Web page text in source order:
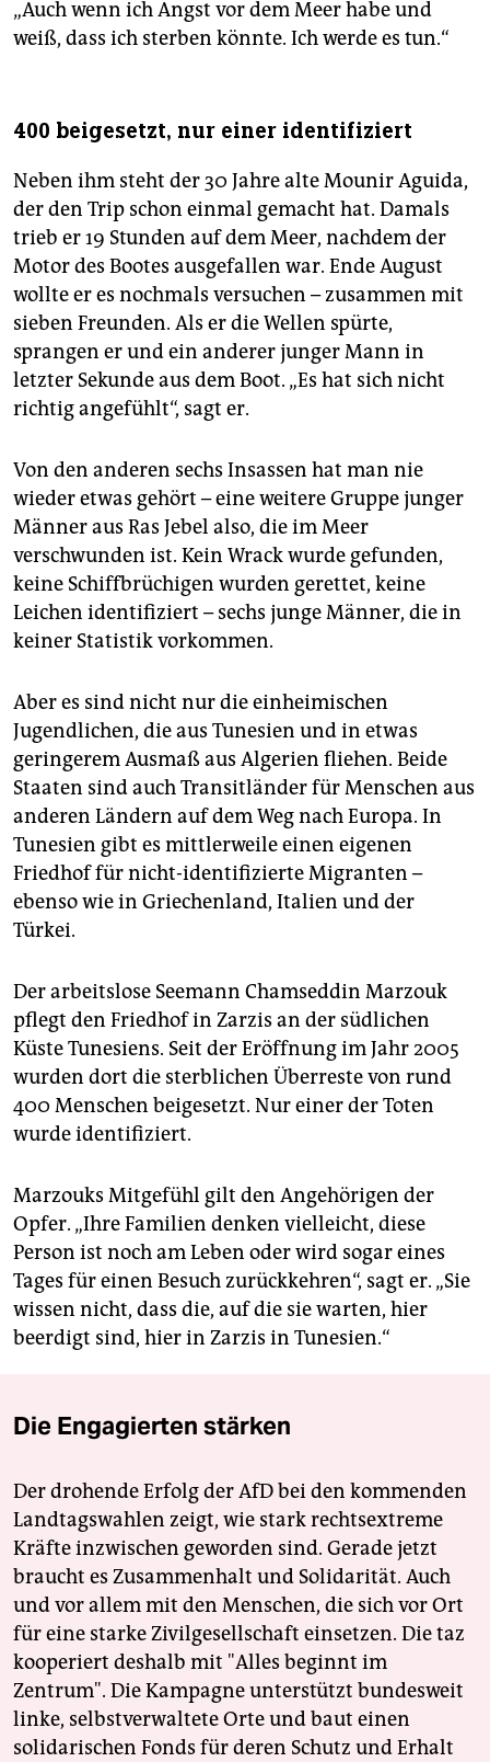
„Auch wenn ich Angst vor dem Meer habe und
weiß, dass ich sterben könnte. Ich werde es tun.“
400 beigesetzt, nur einer identifiziert
Neben ihm steht der 30 Jahre alte Mounir Aguida,
der den Trip schon einmal gemacht hat. Damals
trieb er 19 Stunden auf dem Meer, nachdem der
Motor des Bootes ausgefallen war. Ende August
wollte er es nochmals versuchen – zusammen mit
sieben Freunden. Als er die Wellen spürte,
sprangen er und ein anderer junger Mann in
letzter Sekunde aus dem Boot. „Es hat sich nicht
richtig angefühlt“, sagt er.
Von den anderen sechs Insassen hat man nie
wieder etwas gehört – eine weitere Gruppe junger
Männer aus Ras Jebel also, die im Meer
verschwunden ist. Kein Wrack wurde gefunden,
keine Schiffbrüchigen wurden gerettet, keine
Leichen identifiziert – sechs junge Männer, die in
keiner Statistik vorkommen.
Aber es sind nicht nur die einheimischen
Jugendlichen, die aus Tunesien und in etwas
geringerem Ausmaß aus Algerien fliehen. Beide
Staaten sind auch Transitländer für Menschen aus
anderen Ländern auf dem Weg nach Europa. In
Tunesien gibt es mittlerweile einen eigenen
Friedhof für nicht-identifizierte Migranten –
ebenso wie in Griechenland, Italien und der
Türkei.
Der arbeitslose Seemann Chamseddin Marzouk
pflegt den Friedhof in Zarzis an der südlichen
Küste Tunesiens. Seit der Eröffnung im Jahr 2005
wurden dort die sterblichen Überreste von rund
400 Menschen beigesetzt. Nur einer der Toten
wurde identifiziert.
Marzouks Mitgefühl gilt den Angehörigen der
Opfer. „Ihre Familien denken vielleicht, diese
Person ist noch am Leben oder wird sogar eines
Tages für einen Besuch zurückkehren“, sagt er. „Sie
wissen nicht, dass die, auf die sie warten, hier
beerdigt sind, hier in Zarzis in Tunesien.“
Die Engagierten stärken
Der drohende Erfolg der AfD bei den kommenden
Landtagswahlen zeigt, wie stark rechtsextreme
Kräfte inzwischen geworden sind. Gerade jetzt
braucht es Zusammenhalt und Solidarität. Auch
und vor allem mit den Menschen, die sich vor Ort
für eine starke Zivilgesellschaft einsetzen. Die taz
kooperiert deshalb mit "Alles beginnt im
Zentrum". Die Kampagne unterstützt bundesweit
linke, selbstverwaltete Orte und baut einen
solidarischen Fonds für deren Schutz und Erhalt